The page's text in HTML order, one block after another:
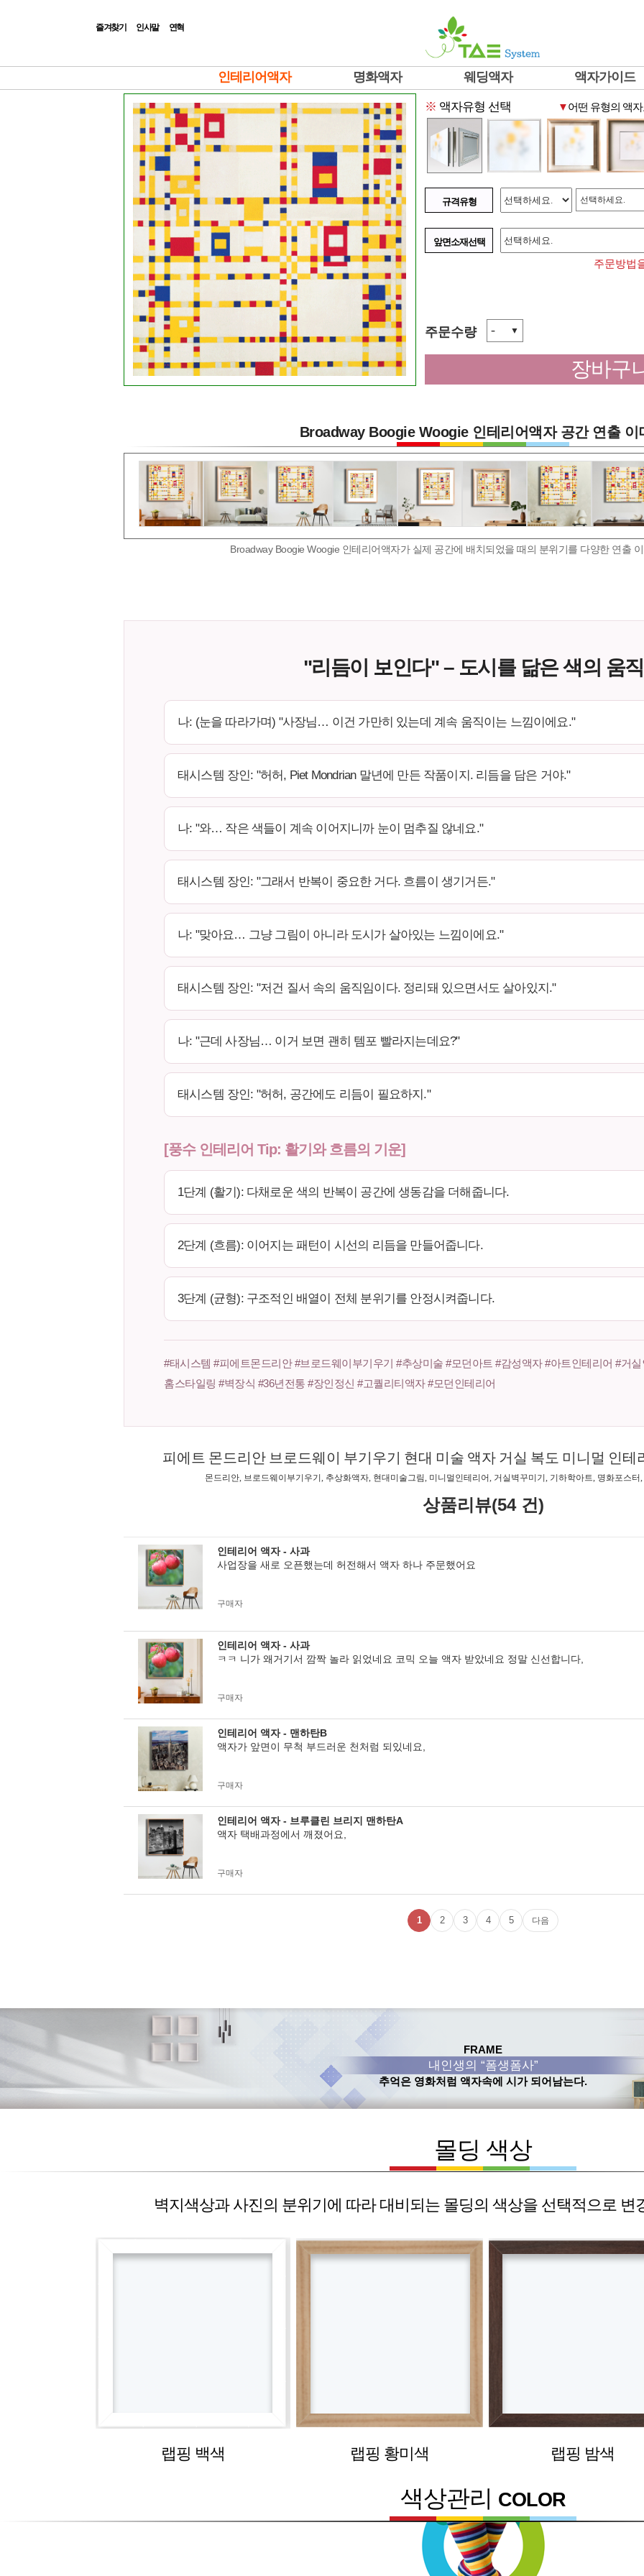
즐겨찾기 인사말 연혁
인테리어액자 명화액자 웨딩액자 액자가이드
※ 액자유형 선택 ▼어떤 유형의 액
규격유형 선택하세요.
앞면소재선택
주문방법
주문수량 - ▼
장바구
Broadway Boogie Woogie 인테리어액자 공간 연출 이
Broadway Boogie Woogie 인테리어액자가 실제 공간에 배치되었을 때의 분위기를 다양한 연출
"리듬이 보인다" – 도시를 닮은 색의 움
나: (눈을 따라가며) "사장님… 이건 가만히 있는데 계속 움직이는 느낌이에요."
태시스템 장인: "허허, Piet Mondrian 말년에 만든 작품이지. 리듬을 담은 거야."
나: "와… 작은 색들이 계속 이어지니까 눈이 멈추질 않네요."
태시스템 장인: "그래서 반복이 중요한 거다. 흐름이 생기거든."
나: "맞아요… 그냥 그림이 아니라 도시가 살아있는 느낌이에요."
태시스템 장인: "저건 질서 속의 움직임이다. 정리돼 있으면서도 살아있지."
나: "근데 사장님… 이거 보면 괜히 템포 빨라지는데요?"
태시스템 장인: "허허, 공간에도 리듬이 필요하지."
[풍수 인테리어 Tip: 활기와 흐름의 기운]
1단계 (활기): 다채로운 색의 반복이 공간에 생동감을 더해줍니다.
2단계 (흐름): 이어지는 패턴이 시선의 리듬을 만들어줍니다.
3단계 (균형): 구조적인 배열이 전체 분위기를 안정시켜줍니다.
#태시스템 #피에트몬드리안 #브로드웨이부기우기 #추상미술 #모던아트 #감성액자 #아트인테리어 #거
홈스타일링 #벽장식 #36년전통 #장인정신 #고퀄리티액자 #모던인테리어
피에트 몬드리안 브로드웨이 부기우기 현대 미술 액자 거실 복도 미니멀 인
몬드리안, 브로드웨이부기우기, 추상화액자, 현대미술그림, 미니멀인테리어, 거실벽꾸미기, 기하학아트, 명화포스
상품리뷰(54 건)
인테리어 액자 - 사과
사업장을 새로 오픈했는데 허전해서 액자 하나 주문했어요
구매자
인테리어 액자 - 사과
ㅋㅋ 니가 왜거기서 깜짝 놀라 읽었네요 코믹 오늘 액자 받았네요 정말 신선합니다,
구매자
인테리어 액자 - 맨하탄B
액자가 앞면이 무척 부드러운 천처럼 되있네요,
구매자
인테리어 액자 - 브루클린 브리지 맨하탄A
액자 택배과정에서 깨졌어요,
구매자
1 2 3 4 5 다음
FRAME
내인생의 “폼생폼사”
추억은 영화처럼 액자속에 시가 되어남는다.
몰딩 색상
벽지색상과 사진의 분위기에 따라 대비되는 몰딩의 색상을 선택적으로 변
랩핑 백색 랩핑 황미색 랩핑 밤색
색상관리 COLOR